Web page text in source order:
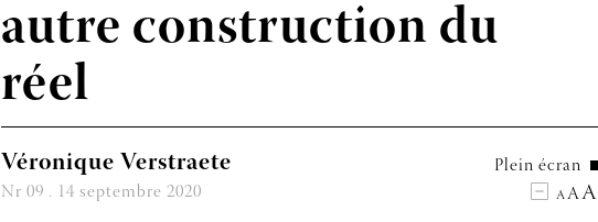
autre construction du
réel
Plein écran
AAA
Véronique Verstraete
Nr 09 . 14 septembre 2020